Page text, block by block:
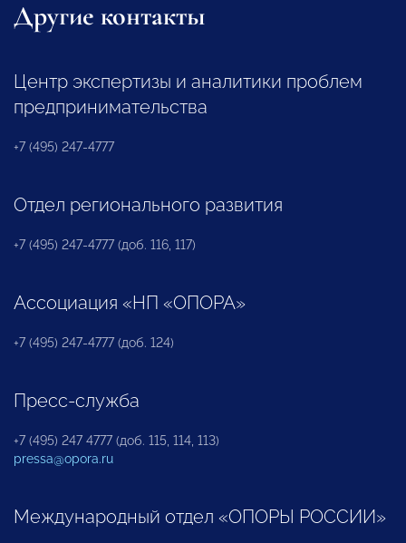
Другие контакты
Центр экспертизы и аналитики проблем
предпринимательства
+7 (495) 247-4777
Отдел регионального развития
+7 (495) 247-4777 (доб. 116, 117)
Ассоциация «НП «ОПОРА»
+7 (495) 247-4777 (доб. 124)
Пресс-служба
+7 (495) 247 4777 (доб. 115, 114, 113)
pressa@opora.ru
Международный отдел «ОПОРЫ РОССИИ»